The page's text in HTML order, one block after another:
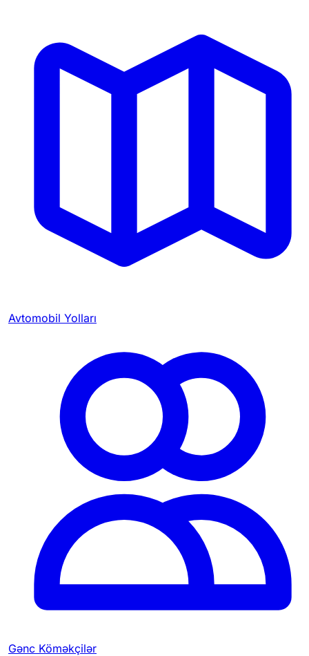
Avtomobil Yolları
Gənc Köməkçilər